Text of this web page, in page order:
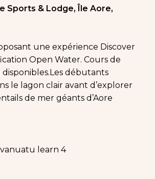
Sports & Lodge, Île Aore,
une expérience Discover
Open Water. Cours de
Les débutants
le lagon clair avant d’explorer
de mer géants d’Aore